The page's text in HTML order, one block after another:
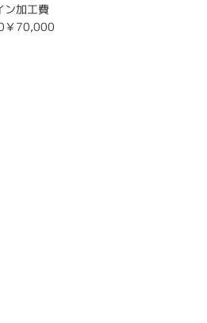
ン加工費
￥70,000